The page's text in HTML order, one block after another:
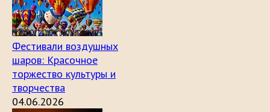
Фестивали воздушных
шаров: Красочное
торжество культуры и
творчества
04.06.2026